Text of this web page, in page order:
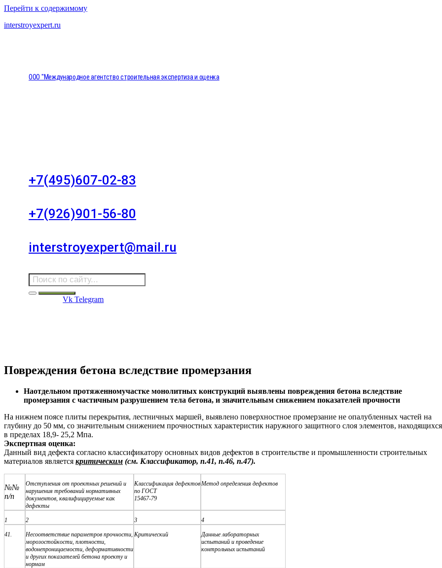
Перейти к содержимому
interstroyexpert.ru
ООО "Международное агентство строительная экспертиза и оценка
+7(495)607-02-83
+7(926)901-56-80
interstroyexpert@mail.ru
Vk Telegram
Повреждения бетона вследствие промерзания
Наотдельном протяженномучастке монолитных конструкций выявлены повреждения бетона вследствие
промерзания с частичным разрушением тела бетона, и значительным снижением показателей прочности
На нижнем поясе плиты перекрытия, лестничных маршей выявлено поверхностное промерзание не опалубленных частей на
глубину до 50 мм, со значительным снижением прочностных характеристик наружного защитного слоя элементов, находящихся
в пределах 18,9- 25,2 Мпа.
Экспертная оценка:
Данный вид дефекта согласно классификатору основных видов дефектов в строительстве и промышленности строительных
материалов является критическим (см. Классификатор, п.41, п.46, п.47).
№№
п/п
Отступления от проектных решений и
нарушения требований нормативных
документов, квалифицируемые как
дефекты
Классификация дефектов
по ГОСТ
15467-79
Метод определения дефектов
1 2 3 4
41.
Несоответствие параметров прочности,
морозостойкости, плотности,
водонепроницаемости, деформативности
и других показателей бетона проекту и
нормам
Критический
Данные лабораторных
испытаний и проведение
контрольных испытаний